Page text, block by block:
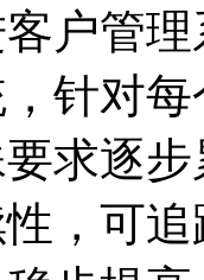
户管
针对
求逐
，可